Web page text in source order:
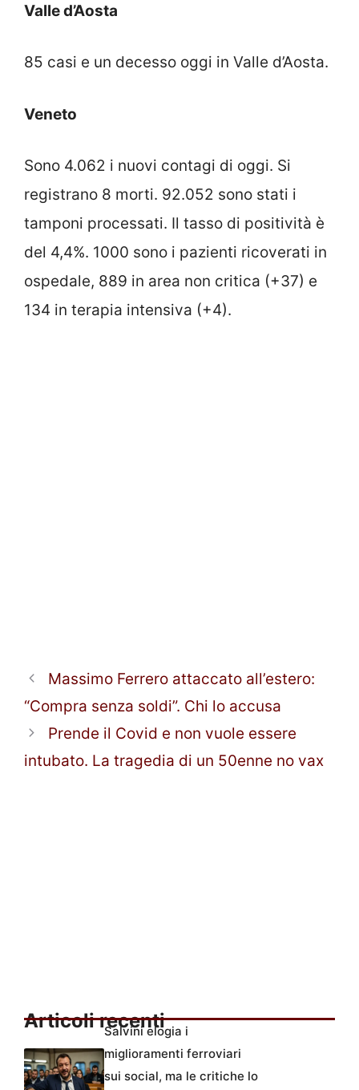
Valle d’Aosta
85 casi e un decesso oggi in Valle d’Aosta.
Veneto
Sono 4.062 i nuovi contagi di oggi. Si
registrano 8 morti. 92.052 sono stati i
tamponi processati. Il tasso di positività è
del 4,4%. 1000 sono i pazienti ricoverati in
ospedale, 889 in area non critica (+37) e
134 in terapia intensiva (+4).
Massimo Ferrero attaccato all’estero:
“Compra senza soldi”. Chi lo accusa
Prende il Covid e non vuole essere
intubato. La tragedia di un 50enne no vax
Articoli recenti
Salvini elogia i
miglioramenti ferroviari
sui social, ma le critiche lo